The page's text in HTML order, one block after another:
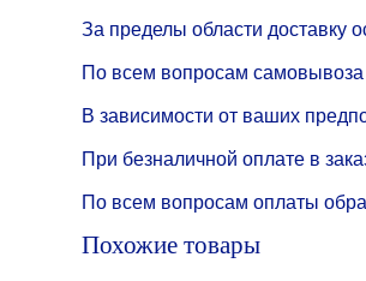
За пределы области доставку
По всем вопросам
В зависимости от ваших
При безналичной оплате в
По всем вопросам оплаты
Похожие товары